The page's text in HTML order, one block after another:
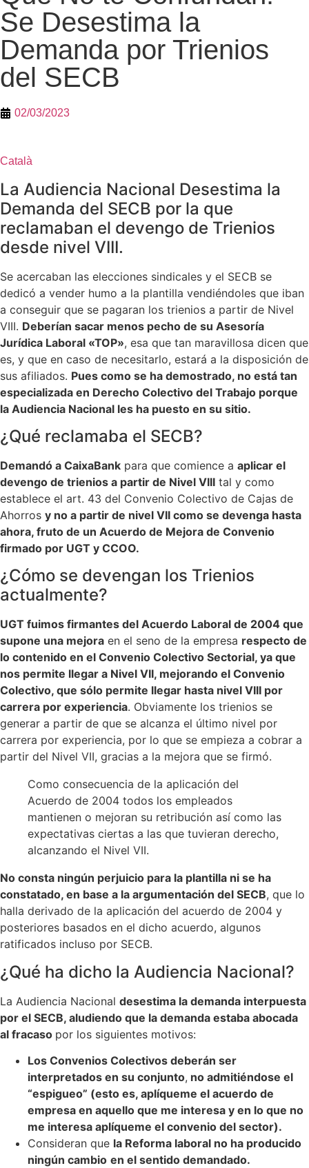
Se Desestima la
Demanda por Trienios
del SECB
02/03/2023
Català
La Audiencia Nacional Desestima la
Demanda del SECB por la que
reclamaban el devengo de Trienios
desde nivel VIII.
Se acercaban las elecciones sindicales y el SECB se
dedicó a vender humo a la plantilla vendiéndoles que iban
a conseguir que se pagaran los trienios a partir de Nivel
VIII. Deberían sacar menos pecho de su Asesoría
Jurídica Laboral «TOP», esa que tan maravillosa dicen que
es, y que en caso de necesitarlo, estará a la disposición de
sus afiliados. Pues como se ha demostrado, no está tan
especializada en Derecho Colectivo del Trabajo porque
la Audiencia Nacional les ha puesto en su sitio.
¿Qué reclamaba el SECB?
Demandó a CaixaBank para que comience a aplicar el
devengo de trienios a partir de Nivel VIII tal y como
establece el art. 43 del Convenio Colectivo de Cajas de
Ahorros y no a partir de nivel VII como se devenga hasta
ahora, fruto de un Acuerdo de Mejora de Convenio
firmado por UGT y CCOO.
¿Cómo se devengan los Trienios
actualmente?
UGT fuimos firmantes del Acuerdo Laboral de 2004 que
supone una mejora en el seno de la empresa respecto de
lo contenido en el Convenio Colectivo Sectorial, ya que
nos permite llegar a Nivel VII, mejorando el Convenio
Colectivo, que sólo permite llegar hasta nivel VIII por
carrera por experiencia. Obviamente los trienios se
generar a partir de que se alcanza el último nivel por
carrera por experiencia, por lo que se empieza a cobrar a
partir del Nivel VII, gracias a la mejora que se firmó.
Como consecuencia de la aplicación del
Acuerdo de 2004 todos los empleados
mantienen o mejoran su retribución así como las
expectativas ciertas a las que tuvieran derecho,
alcanzando el Nivel VII.
No consta ningún perjuicio para la plantilla ni se ha
constatado, en base a la argumentación del SECB, que lo
halla derivado de la aplicación del acuerdo de 2004 y
posteriores basados en el dicho acuerdo, algunos
ratificados incluso por SECB.
¿Qué ha dicho la Audiencia Nacional?
La Audiencia Nacional desestima la demanda interpuesta
por el SECB, aludiendo que la demanda estaba abocada
al fracaso por los siguientes motivos:
Los Convenios Colectivos deberán ser
interpretados en su conjunto, no admitiéndose el
“espigueo” (esto es, aplíqueme el acuerdo de
empresa en aquello que me interesa y en lo que no
me interesa aplíqueme el convenio del sector).
Consideran que la Reforma laboral no ha producido
ningún cambio en el sentido demandado.